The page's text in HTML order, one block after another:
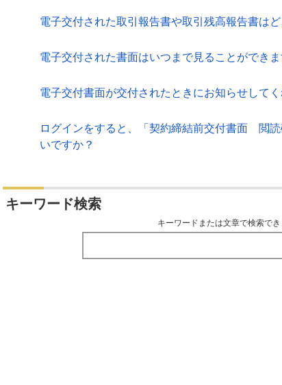
電子交付された取引報告書や取引残高報告書は
電子交付された書面はいつまで見ることができま
電子交付書面が交付されたときにお知らせしてく
ログインをすると、「契約締結前交付書面 閲
いですか？
キーワード検索
キーワードまたは文章で検索で